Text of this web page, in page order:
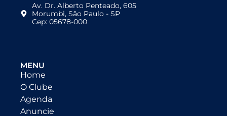
Av. Dr. Alberto Penteado, 605
Morumbi, São Paulo - SP
Cep: 05678-000
MENU
Home
O Clube
Agenda
Anuncie